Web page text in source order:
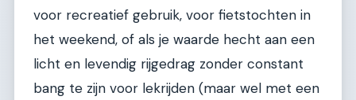
voor recreatief gebruik, voor fietstochten in
het weekend, of als je waarde hecht aan een
licht en levendig rijgedrag zonder constant
bang te zijn voor lekrijden (maar wel met een